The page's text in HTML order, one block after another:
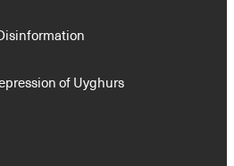
of Uyghurs